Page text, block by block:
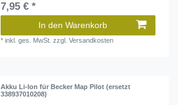
7,95 € *
In den Warenkorb
*inkl. ges. MwSt. zzgl.Versandkosten
Akku Li-Ion für Becker Map Pilot (ersetzt
338937010208)